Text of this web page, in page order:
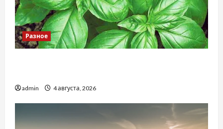
Разное
admin 4 августа, 2026